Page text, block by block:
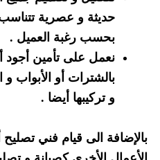
حديثة و عصرية
بحسب رغبة العميل .
نعمل على تأمين أجود
بالشترات أو الأبواب
و تركيبها أيضا .
بالإضافة الى قيام فني تصليح